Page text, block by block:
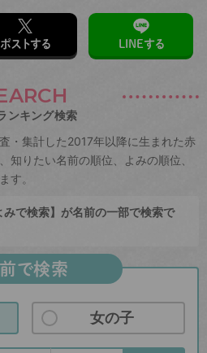
ポストする LINEする
ンキング検索
・集計した2017年以降に生まれた赤
知りたい名前の順位、よみの順位、
す。
みで検索】が名前の一部で検索で
で検索
女の子